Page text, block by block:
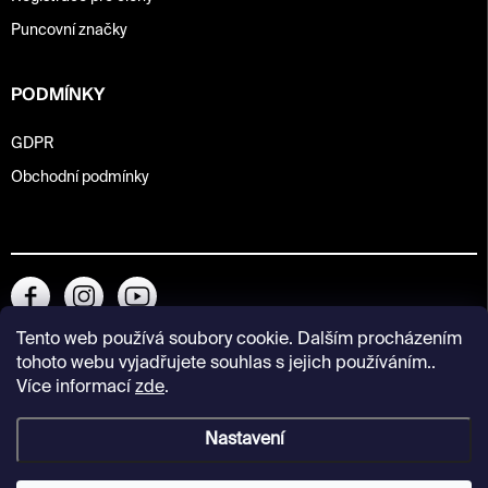
Tento web používá soubory cookie. Dalším procházením
tohoto webu vyjadřujete souhlas s jejich používáním..
Více informací zde.
Nastavení
Puncovní značky
PODMÍNKY
GDPR
Obchodní podmínky
Copyright 2026Kunsthalle Praha Design Shop. Všechna práva